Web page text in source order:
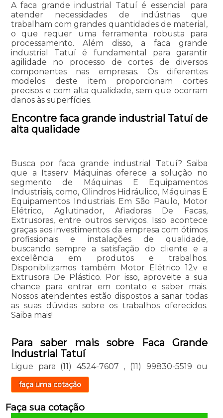
A faca grande industrial Tatuí é essencial para
atender necessidades de indústrias que
trabalham com grandes quantidades de material,
o que requer uma ferramenta robusta para
processamento. Além disso, a faca grande
industrial Tatuí é fundamental para garantir
agilidade no processo de cortes de diversos
componentes nas empresas. Os diferentes
modelos deste item proporcionam cortes
precisos e com alta qualidade, sem que ocorram
danos às superfícies.
Encontre faca grande industrial Tatuí de
alta qualidade
Busca por faca grande industrial Tatuí? Saiba
que a Itaserv Máquinas oferece a solução no
segmento de Máquinas E Equipamentos
Industriais, como, Cilindros Hidráulico, Máquinas E
Equipamentos Industriais Em São Paulo, Motor
Elétrico, Aglutinador, Afiadoras De Facas,
Extrusoras, entre outros serviços. Isso acontece
graças aos investimentos da empresa com ótimos
profissionais e instalações de qualidade,
buscando sempre a satisfação do cliente e a
excelência em produtos e trabalhos.
Disponibilizamos também Motor Elétrico 12v e
Extrusora De Plástico. Por isso, aproveite a sua
chance para entrar em contato e saber mais.
Nossos atendentes estão dispostos a sanar todas
as suas dúvidas sobre os trabalhos oferecidos.
Saiba mais!
Para saber mais sobre Faca Grande
Industrial Tatuí
Ligue para (11) 4524-7607 , (11) 99830-5519 ou
faça uma cotação
Faça sua cotação